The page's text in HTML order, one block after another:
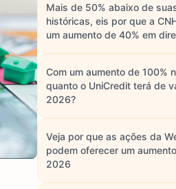
Mais de 50% abaixo de
históricas, eis por que a
um aumento de 40% em
Com um aumento de 100%
quanto o UniCredit terá de
2026?
Veja por que as ações da
podem oferecer um
2026